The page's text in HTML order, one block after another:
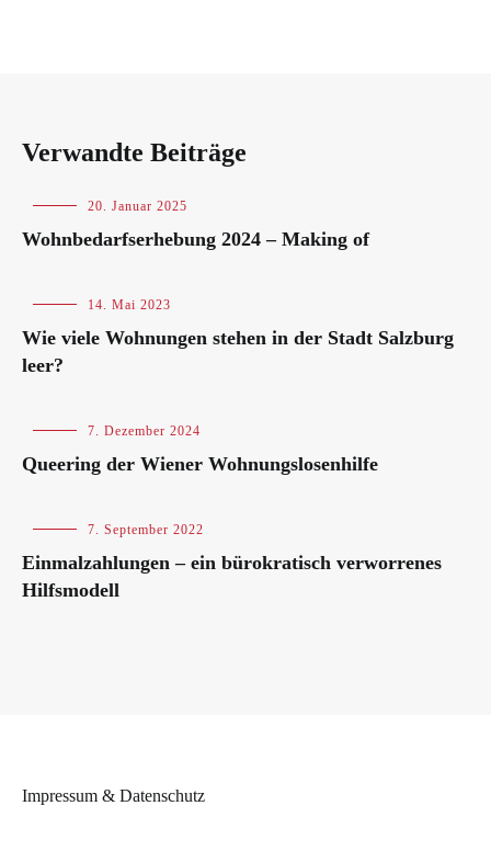
Verwandte Beiträge
Blog 20. Januar 2025
Wohnbedarfserhebung 2024 – Making of
Blog 14. Mai 2023
Wie viele Wohnungen stehen in der Stadt Salzburg
leer?
Blog 7. Dezember 2024
Queering der Wiener Wohnungslosenhilfe
Blog 7. September 2022
Einmalzahlungen – ein bürokratisch verworrenes
Hilfsmodell
Impressum & Datenschutz